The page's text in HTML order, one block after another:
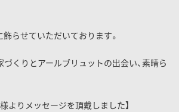
らせていただいております。
くりとアールブリュットの出会い、素晴ら
よりメッセージを頂戴しました】